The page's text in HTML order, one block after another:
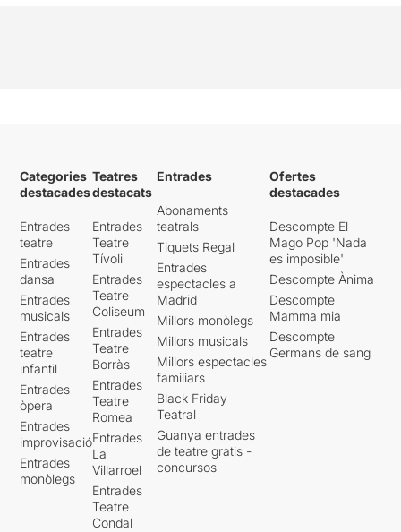
Categories
destacades
Entrades
teatre
Entrades
dansa
Entrades
musicals
Entrades
teatre
infantil
Entrades
òpera
Entrades
improvisació
Entrades
monòlegs
Teatres
destacats
Entrades
Teatre
Tívoli
Entrades
Teatre
Coliseum
Entrades
Teatre
Borràs
Entrades
Teatre
Romea
Entrades
La
Villarroel
Entrades
Teatre
Condal
Entrades
Abonaments
teatrals
Tiquets Regal
Entrades
espectacles a
Madrid
Millors monòlegs
Millors musicals
Millors espectacles
familiars
Black Friday
Teatral
Guanya entrades
de teatre gratis -
concursos
Ofertes
destacades
Descompte El
Mago Pop 'Nada
es imposible'
Descompte Ànima
Descompte
Mamma mia
Descompte
Germans de sang